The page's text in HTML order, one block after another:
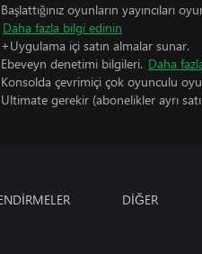
Başlattığınız oyunların yayıncıları
Daha fazla bilgi edinin
+Uygulama içi satın almalar sunar.
Ebeveyn denetimi bilgileri. Daha
Konsolda çevrimiçi çok oyunculu
Ultimate gerekir (abonelikler ayrı
DİĞER